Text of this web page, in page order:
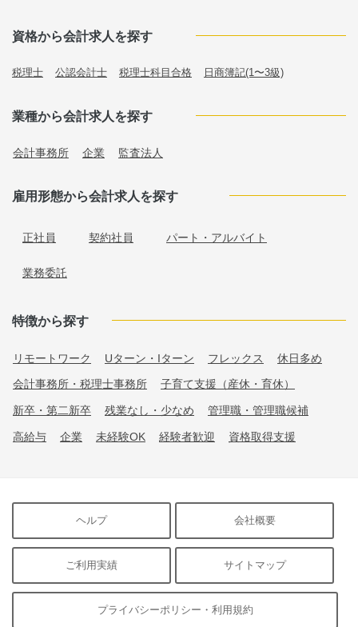
資格から会計求人を探す
税理士 公認会計士 税理士科目合格 日商簿記(1〜3級)
業種から会計求人を探す
会計事務所 企業 監査法人
雇用形態から会計求人を探す
正社員 契約社員 パート・アルバイト
業務委託
特徴から探す
リモートワーク Uターン・Iターン フレックス 休日多め
会計事務所・税理士事務所 子育て支援（産休・育休）
新卒・第二新卒 残業なし・少なめ 管理職・管理職候補
高給与 企業 未経験OK 経験者歓迎 資格取得支援
ヘルプ 会社概要
ご利用実績 サイトマップ
プライバシーポリシー・利用規約